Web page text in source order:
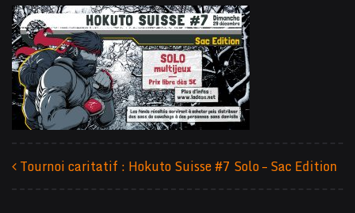
Tournoi caritatif : Hokuto Suisse #7 Solo – Sac Edition